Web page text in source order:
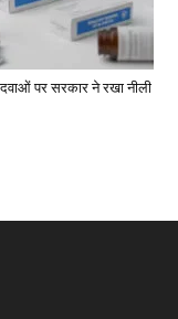
दवाओं पर सरकार ने रखा नीली